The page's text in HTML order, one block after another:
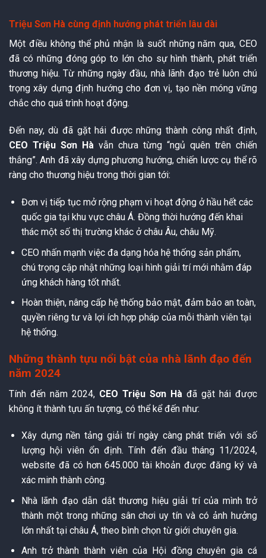
Triệu Sơn Hà cùng định hướng phát triển lâu dài
Một điều không thể phủ nhận là suốt những năm qua, CEO
đã có những đóng góp to lớn cho sự hình thành, phát triển
thương hiệu. Từ những ngày đầu, nhà lãnh đạo trẻ luôn chú
trọng xây dựng định hướng cho đơn vị, tạo nền móng vững
chắc cho quá trình hoạt động.
Đến nay, dù đã gặt hái được những thành công nhất định,
CEO Triệu Sơn Hà vẫn chưa từng “ngủ quên trên chiến
thắng”. Anh đã xây dựng phương hướng, chiến lược cụ thể rõ
ràng cho thương hiệu trong thời gian tới:
Đơn vị tiếp tục mở rộng phạm vi hoạt động ở hầu hết các
quốc gia tại khu vực châu Á. Đồng thời hướng đến khai
thác một số thị trường khác ở châu Âu, châu Mỹ.
CEO nhấn mạnh việc đa dạng hóa hệ thống sản phẩm,
chú trọng cập nhật những loại hình giải trí mới nhằm đáp
ứng khách hàng tốt nhất.
Hoàn thiện, nâng cấp hệ thống bảo mật, đảm bảo an toàn,
quyền riêng tư và lợi ích hợp pháp của mỗi thành viên tại
hệ thống.
Những thành tựu nổi bật của nhà lãnh đạo đến
năm 2024
Tính đến năm 2024, CEO Triệu Sơn Hà đã gặt hái được
không ít thành tựu ấn tượng, có thể kể đến như:
Xây dựng nền tảng giải trí ngày càng phát triển với số
lượng hội viên ổn định. Tính đến đầu tháng 11/2024,
website đã có hơn 645.000 tài khoản được đăng ký và
xác minh thành công.
Nhà lãnh đạo dẫn dắt thương hiệu giải trí của mình trở
thành một trong những sân chơi uy tín và có ảnh hưởng
lớn nhất tại châu Á, theo bình chọn từ giới chuyên gia.
Anh trở thành thành viên của Hội đồng chuyên gia cá